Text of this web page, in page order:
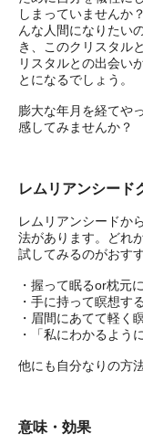
しまっていませんか
んな人間になりたい
き、このクリスタル
リスタルとの出会い
とになるでしょう。
膨大な年月を経てや
感してみませんか？
レムリアンシード
レムリアンシードか
法があります。どれ
試してみるのがおす
・握って眠るor枕元
・手に持って瞑想する
・眉間にあてて軽く
・「私にわかるよう
他にも自分なりの方
意味・効果